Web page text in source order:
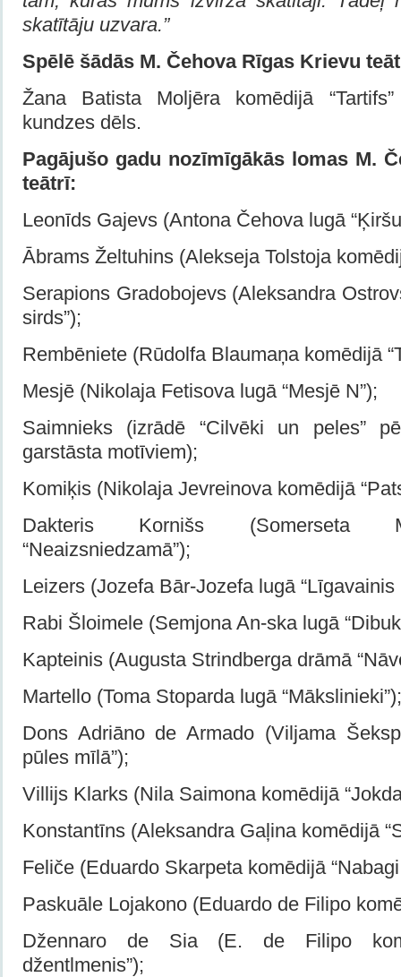
skatītāju uzvara.”
Spēlē šādās M. Čehova Rīgas Krievu
Žana Batista Moljēra komēdijā
kundzes dēls.
Pagājušo gadu nozīmīgākās lomas M.
teātrī:
Leonīds Gajevs (Antona Čehova lugā
Ābrams Želtuhins (Alekseja Tolstoja
Serapions Gradobojevs (Aleksandra
sirds”);
Rembēniete (Rūdolfa Blaumaņa komēdijā
Mesjē (Nikolaja Fetisova lugā “Mesjē N”);
Saimnieks (izrādē “Cilvēki un peles”
garstāsta motīviem);
Komiķis (Nikolaja Jevreinova komēdijā
Dakteris Kornišs (Somerseta
“Neaizsniedzamā”);
Leizers (Jozefa Bār-Jozefa lugā “Līgavainis
Rabi Šloimele (Semjona An-ska lugā
Kapteinis (Augusta Strindberga drāmā
Martello (Toma Stoparda lugā “Mākslinieki”);
Dons Adriāno de Armado (Viljama
pūles mīlā”);
Villijs Klarks (Nila Saimona komēdijā
Konstantīns (Aleksandra Gaļina komēdijā
Feliče (Eduardo Skarpeta komēdijā
Paskuāle Lojakono (Eduardo de Filipo
Džennaro de Sia (E. de Filipo
džentlmenis”);